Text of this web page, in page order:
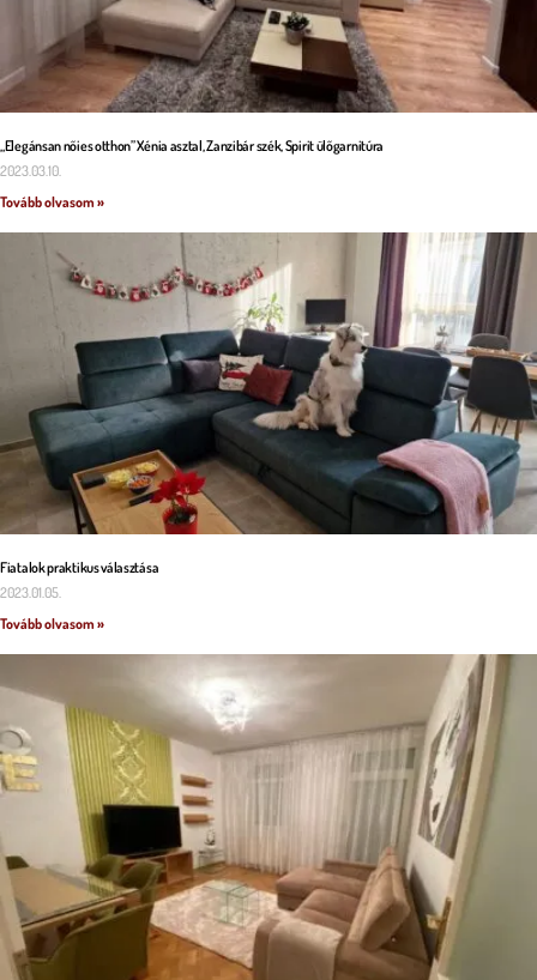
„Elegánsan nőies otthon” Xénia asztal, Zanzibár szék, Spirit ülőgarnitúra
2023.03.10.
Tovább olvasom »
Fiatalok praktikus választása
2023.01.05.
Tovább olvasom »